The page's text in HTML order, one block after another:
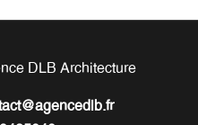
DLB Architecture